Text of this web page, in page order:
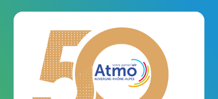
DossierPresse-AtmoAuRA-50 ans-Anniversaire-